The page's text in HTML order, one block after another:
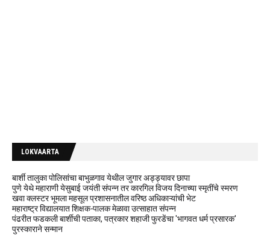
LOKVAARTA
बार्शी तालुका पोलिसांचा बाभुळगाव येथील जुगार अड्ड्यावर छापा
पुणे येथे महाराणी येसुबाई जयंती संपन्न तर कारगिल विजय दिनाच्या स्मृतींचे स्मरण
खवा क्लस्टर भूमला महसूल प्रशासनातील वरिष्ठ अधिकाऱ्यांची भेट
महाराष्ट्र विद्यालयात शिक्षक-पालक मेळावा उत्साहात संपन्न
पंढरीत फडकली बार्शीची पताका, पत्रकार शहाजी फुरडेंचा 'भागवत धर्म प्रसारक'
पुरस्काराने सन्मान